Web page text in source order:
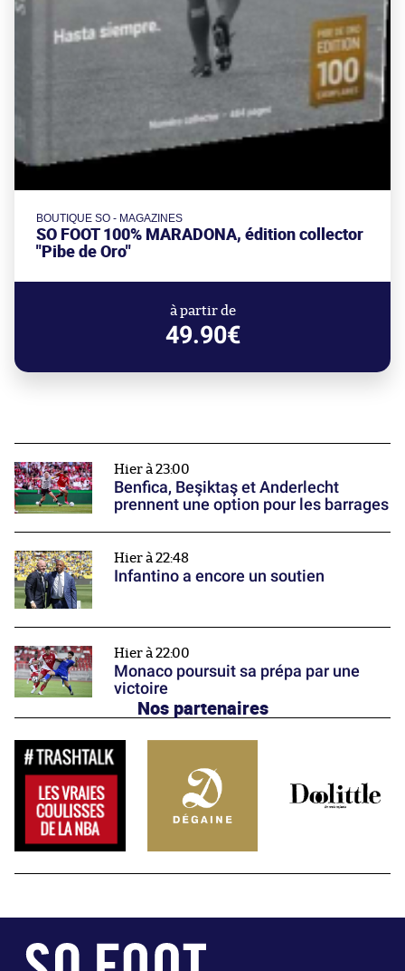
BOUTIQUE SO - MAGAZINES
SO FOOT 100% MARADONA, édition collector
"Pibe de Oro"
à partir de
49.90€
Hier à 23:00
Benfica, Beşiktaş et Anderlecht
prennent une option pour les barrages
Hier à 22:48
Infantino a encore un soutien
Hier à 22:00
Monaco poursuit sa prépa par une
victoire
Nos partenaires